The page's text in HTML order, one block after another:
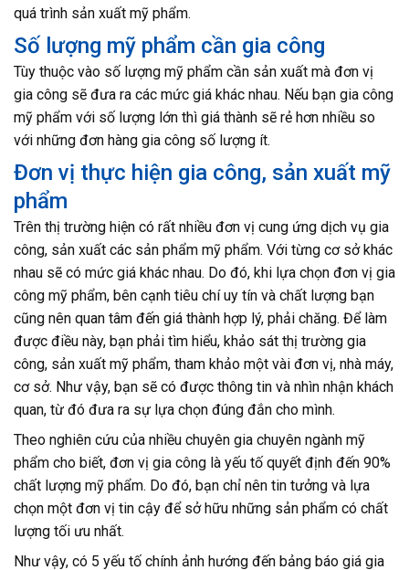
quá trình sản xuất mỹ phẩm.
Số lượng mỹ phẩm cần gia công
Tùy thuộc vào số lượng mỹ phẩm cần sản xuất mà đơn vị
gia công sẽ đưa ra các mức giá khác nhau. Nếu bạn gia công
mỹ phẩm với số lượng lớn thì giá thành sẽ rẻ hơn nhiều so
với những đơn hàng gia công số lượng ít.
Đơn vị thực hiện gia công, sản xuất mỹ
phẩm
Trên thị trường hiện có rất nhiều đơn vị cung ứng dịch vụ gia
công, sản xuất các sản phẩm mỹ phẩm. Với từng cơ sở khác
nhau sẽ có mức giá khác nhau. Do đó, khi lựa chọn đơn vị gia
công mỹ phẩm, bên cạnh tiêu chí uy tín và chất lượng bạn
cũng nên quan tâm đến giá thành hợp lý, phải chăng. Để làm
được điều này, bạn phải tìm hiểu, khảo sát thị trường gia
công, sản xuất mỹ phẩm, tham khảo một vài đơn vị, nhà máy,
cơ sở. Như vậy, bạn sẽ có được thông tin và nhìn nhận khách
quan, từ đó đưa ra sự lựa chọn đúng đắn cho mình.
Theo nghiên cứu của nhiều chuyên gia chuyên ngành mỹ
phẩm cho biết, đơn vị gia công là yếu tố quyết định đến 90%
chất lượng mỹ phẩm. Do đó, bạn chỉ nên tin tưởng và lựa
chọn một đơn vị tin cậy để sở hữu những sản phẩm có chất
lượng tối ưu nhất.
Như vậy, có 5 yếu tố chính ảnh hướng đến bảng báo giá gia